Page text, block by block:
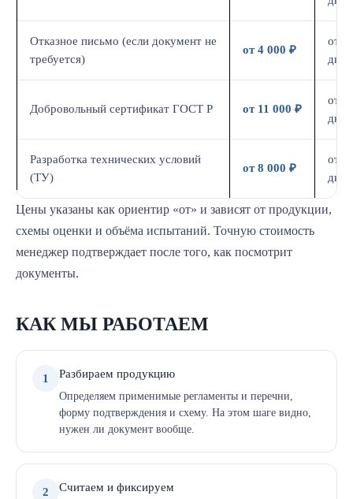
Отказное письмо (если документ не
требуется)
от 4 000 ₽
от 3
дн.
Добровольный сертификат ГОСТ Р от 11 000 ₽
от 7
дн.
Разработка технических условий
(ТУ)
от 8 000 ₽
от 5
дн.
Цены указаны как ориентир «от» и зависят от продукции,
схемы оценки и объёма испытаний. Точную стоимость
менеджер подтверждает после того, как посмотрит
документы.
КАК МЫ РАБОТАЕМ
1 Разбираем продукцию
Определяем применимые регламенты и перечни,
форму подтверждения и схему. На этом шаге видно,
нужен ли документ вообще.
2 Считаем и фиксируем